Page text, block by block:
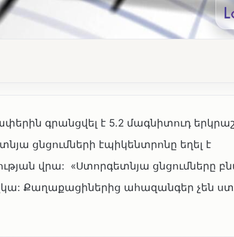
գրանցվել է 5.2 մագնիտուդ
ցնցումների էպիկենտրոնը եղել է
վրա: «Ստորգետնյա ցնցումները
Քաղաքացիներից ահազանգեր չեն